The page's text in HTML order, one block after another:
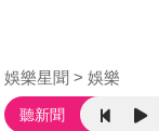
娛樂星聞 娛樂
聽新聞